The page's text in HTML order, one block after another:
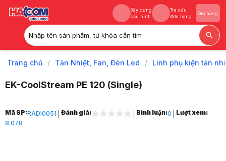
Xây dựng
cấu hình
Tra cứu
đơn hàng
Giỏ hàng
Nhập tên sản phẩm, từ khóa cần tìm
Xây dựng
Tra cứu
Trang chủ / Tản Nhiệt, Fan, Đèn Led / Linh phụ kiện tản
EK-CoolStream PE 120 (Single)
Trang chủ
1
Mã SP:RADI0051 Đánh giá: Bình luận:0
Lượt xem:
8.078